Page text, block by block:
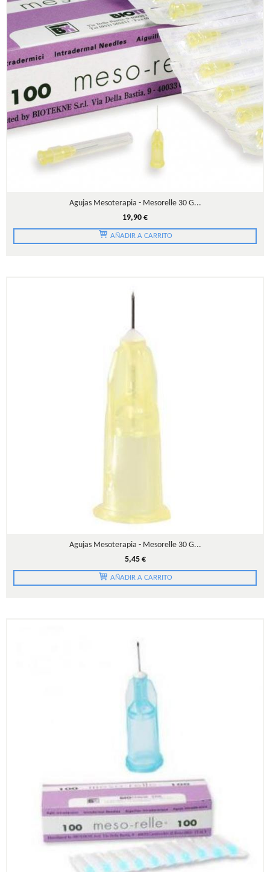
Agujas Mesoterapia - Mesorelle 30 G...
19,90 €
AÑADIR A CARRITO
Agujas Mesoterapia - Mesorelle 30 G...
5,45 €
AÑADIR A CARRITO